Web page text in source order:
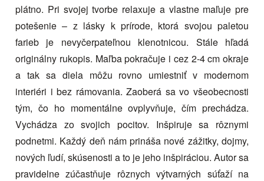
plátno. Pri svojej tvorbe relaxuje a vlastne maľuje pre
potešenie – z lásky k prírode, ktorá svojou paletou
farieb je nevyčerpateľnou klenotnicou. Stále hľadá
originálny rukopis. Maľba pokračuje i cez 2-4 cm okraje
a tak sa diela môžu rovno umiestniť v modernom
interiéri i bez rámovania. Zaoberá sa vo všeobecnosti
tým, čo ho momentálne ovplyvňuje, čím prechádza.
Vychádza zo svojich pocitov. Inšpiruje sa rôznymi
podnetmi. Každý deň nám prináša nové zážitky, dojmy,
nových ľudí, skúsenosti a to je jeho inšpiráciou. Autor sa
pravidelne zúčastňuje rôznych výtvarných súťaží na